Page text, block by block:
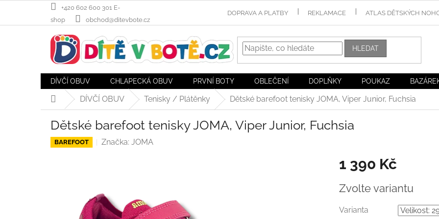
obsah
+420 602 600 301 E-
shop
obchod@ditevbote.cz
DOPRAVA A PLATBY REKLAMACE ATLAS DĚTSKÝCH
HLEDAT
DÍVČÍ OBUV CHLAPECKÁ OBUV PRVNÍ BOTY OBLEČENÍ DOPLŇKY POUKAZ
DomůDÍVČÍ OBUV Tenisky / Plátěnky Dětské barefoot tenisky JOMA, Viper Junior, Fuchsia
Dětské barefoot tenisky JOMA, Viper Junior, Fuchsia
BAREFOOT Značka: JOMA
1 390 Kč
cena:
Zvolte variantu
Varianta